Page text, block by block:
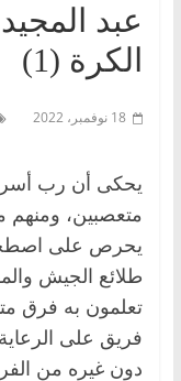
عبد
الكرة (1)
18 نوفمبر، 2022
يحكى أن رب أسرة
متعصبين، ومنهم
يحرص على
طلائع الجيش
تعلمون به فرق
فريق على
دون غيره من